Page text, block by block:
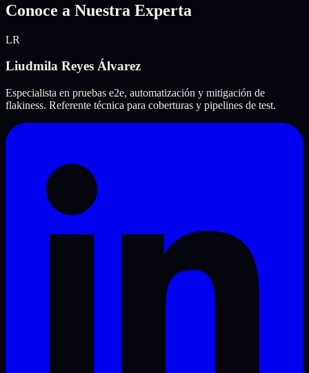
Conoce a Nuestra Experta
LR
Liudmila Reyes Álvarez
Especialista en pruebas e2e, automatización y mitigación de
flakiness. Referente técnica para coberturas y pipelines de test.